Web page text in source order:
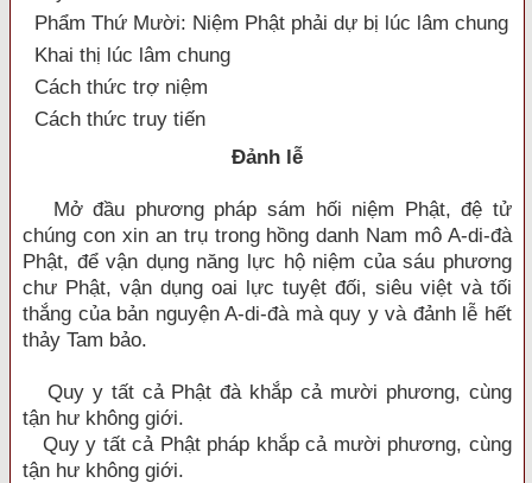
Phẩm Thứ Mười: Niệm Phật phải dự bị lúc lâm chung
Khai thị lúc lâm chung
Cách thức trợ niệm
Cách thức truy tiến
Đảnh lễ
Mở đầu phương pháp sám hối niệm Phật, đệ tử
chúng con xin an trụ trong hồng danh Nam mô A-di-đà
Phật, để vận dụng năng lực hộ niệm của sáu phương
chư Phật, vận dụng oai lực tuyệt đối, siêu việt và tối
thắng của bản nguyện A-di-đà mà quy y và đảnh lễ hết
thảy Tam bảo.
Quy y tất cả Phật đà khắp cả mười phương, cùng
tận hư không giới.
Quy y tất cả Phật pháp khắp cả mười phương, cùng
tận hư không giới.